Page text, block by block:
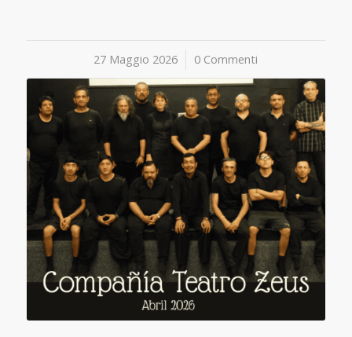
27 Maggio 2026
/ 0 Commenti